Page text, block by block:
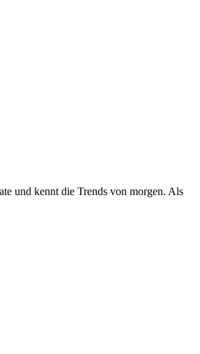
und kennt die Trends von morgen. Als